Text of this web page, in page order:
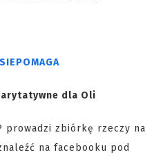
SIEPOMAGA
dla Oli
prowadzi zbiórkę rzeczy na
na facebooku pod